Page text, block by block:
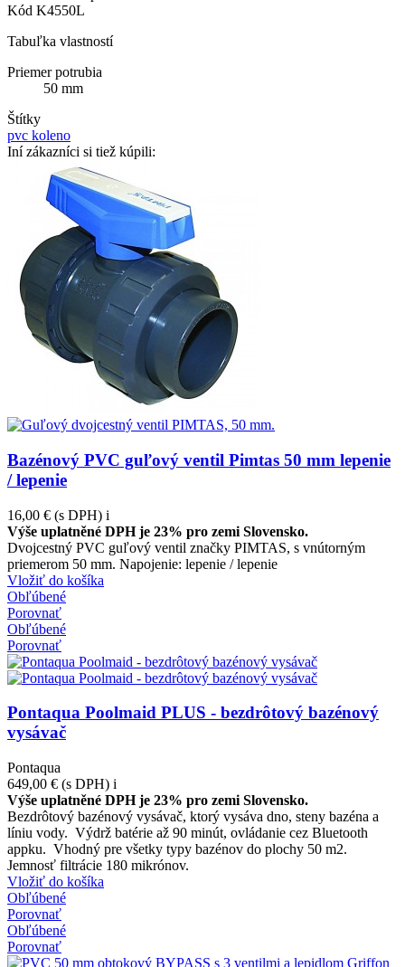
Kód K4550L
Tabuľka vlastností
Priemer potrubia
50 mm
Štítky
pvc koleno
Iní zákazníci si tiež kúpili:
Bazénový PVC guľový ventil Pimtas 50 mm lepenie
/ lepenie
16,00 € (s DPH) i
Výše uplatněné DPH je 23% pro zemi Slovensko.
Dvojcestný PVC guľový ventil značky PIMTAS, s vnútorným
priemerom 50 mm. Napojenie: lepenie / lepenie
Vložiť do košíka
Obľúbené
Porovnať
Obľúbené
Porovnať
Pontaqua Poolmaid PLUS - bezdrôtový bazénový
vysávač
Pontaqua
649,00 € (s DPH) i
Výše uplatněné DPH je 23% pro zemi Slovensko.
Bezdrôtový bazénový vysávač, ktorý vysáva dno, steny bazéna a
líniu vody. Výdrž batérie až 90 minút, ovládanie cez Bluetooth
appku. Vhodný pre všetky typy bazénov do plochy 50 m2.
Jemnosť filtrácie 180 mikrónov.
Vložiť do košíka
Obľúbené
Porovnať
Obľúbené
Porovnať